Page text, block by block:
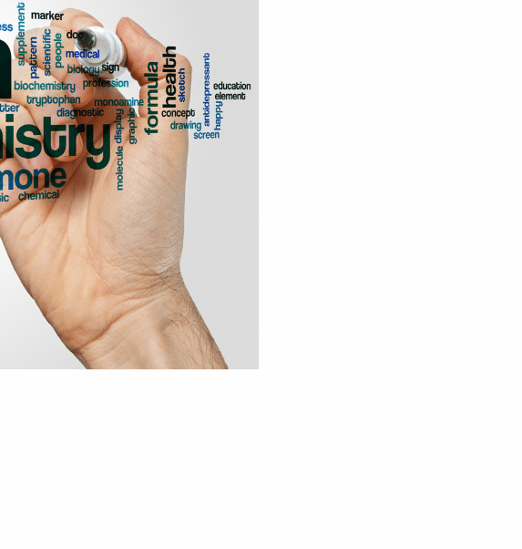
Massages
Nutritionniste
Ostéopathe
Fitness Kids
Zumba Kids
Danse Kids
Boxe Kids
1ère séance offerte
Découvrez nos installations et rencontrez
nos coachs diplômés d'état. Sans
engagement.